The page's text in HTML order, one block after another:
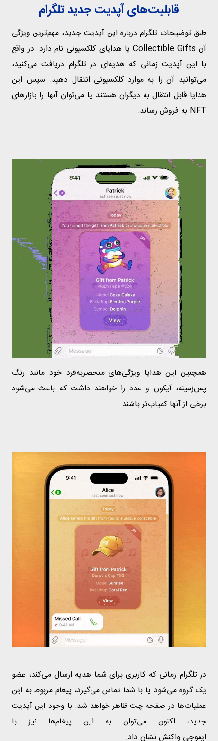
قابلیت‌های آپدیت جدید تلگرام
طبق توضیحات تلگرام درباره این آپدیت جدید، مهم‌ترین ویژگی
آن Collectible Gifts یا هدایای کلکسیونی نام دارد. در واقع
با این آپدیت زمانی که هدیه‌ای در تلگرام دریافت می‌کنید،
می‌توانید آن را به موارد کلکسیونی انتقال دهید. سپس این
هدایا قابل انتقال به دیگران هستند یا می‌توان آنها را بازارهای
NFT به فروش رساند.
همچنین این هدایا ویژگی‌های منحصربه‌فرد خود مانند رنگ
پس‌زمینه، آیکون و عدد را خواهند داشت که باعث می‌شود
برخی از آنها کمیاب‌تر باشند.
در تلگرام زمانی که کاربری برای شما هدیه ارسال می‌کند، عضو
یک گروه می‌شود یا با شما تماس می‌گیرد، پیغام مربوط به این
عملیات‌ها در صفحه چت ظاهر خواهد شد. با وجود این آپدیت
جدید، اکنون می‌توان به این پیغام‌ها نیز با
ایموجی واکنش نشان داد.